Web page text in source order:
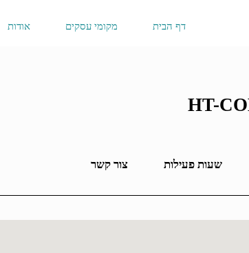
דף הבית מקומי עסקים אודות
שעות פעילות צור קשר